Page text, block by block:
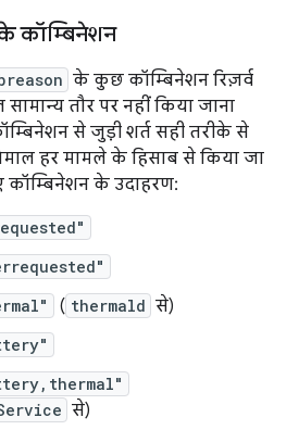
कॉम्बिनेशन
के कुछ कॉम्बिनेशन रिज़र्व
तौर पर नहीं किया जाना
से जुड़ी शर्त सही तरीके से
हर मामले के हिसाब से किया जा
कॉम्बिनेशन के उदाहरण:
( thermald से)
से)